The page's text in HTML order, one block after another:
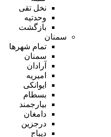
نخل تقی
وحدتیه
بازگشت
سمنان
تمام شهر‌ها
سمنان
آرادان
امیریه
ایوانکی
بسطام
بیارجمند
دامغان
درجزین
دیباج